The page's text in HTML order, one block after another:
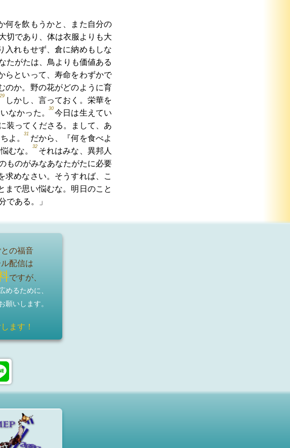
何を飲もうかと、また自分の
切であり、体は衣服よりも大
入れもせず、倉に納めもしな
たがたは、鳥よりも価値ある
らといって、寿命をわずかで
のか。野の花がどのように育
29
しかし、言っておく。栄華を
なかった。
30
今日は生えてい
装ってくださる。まして、あ
よ。
31
だから、『何を食べよ
むな。
32
それはみな、異邦人
ものがみなあなたがたに必要
求めなさい。そうすれば、こ
まで思い悩むな。明日のこと
である。」
との福音
ル配信は
ですが、
めるために、
願いします。
ます！